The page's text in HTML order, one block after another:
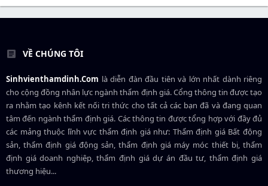
VỀ CHÚNG TÔI
Sinhvienthamdinh.Com là diễn đàn đầu tiên và lớn nhất dành riêng
cho cộng đồng nhân lực ngànhthẩm định giá. Cổng thông tin được tạo
ra nhằm tạo kênh kết nối tri thức cho tất cả các bạn đã và đang quan
tâm đến ngành thẩm định giá. Các thông tin được tổng hợp với đầy đủ
các mảng thuộc lĩnh vực thẩm định giá như: Thẩm định giá Bất động
sản, thẩm định giá động sản, thẩm định giá máy móc thiết bị, thẩm
định giá doanh nghiệp, thẩm định giá dự án đầu tư, thẩm định giá
thương hiệu...